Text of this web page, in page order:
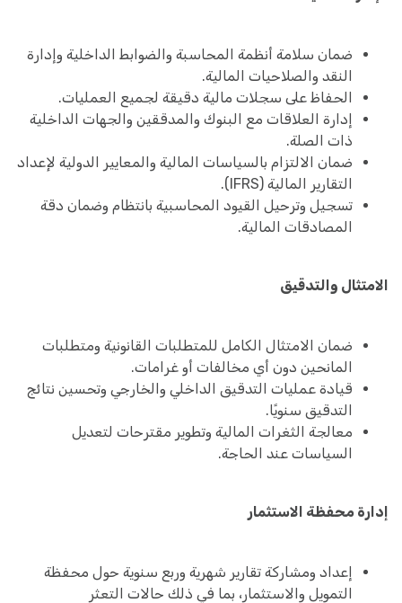
ضمان سلامة أنظمة المحاسبة والضوابط الداخلية وإدارة
النقد والصلاحيات المالية.
الحفاظ على سجلات مالية دقيقة لجميع العمليات.
إدارة العلاقات مع البنوك والمدققين والجهات الداخلية
ذات الصلة.
ضمان الالتزام بالسياسات المالية والمعايير الدولية لإعداد
التقارير المالية (IFRS).
تسجيل وترحيل القيود المحاسبية بانتظام وضمان دقة
المصادقات المالية.
الامتثال والتدقيق
ضمان الامتثال الكامل للمتطلبات القانونية ومتطلبات
المانحين دون أي مخالفات أو غرامات.
قيادة عمليات التدقيق الداخلي والخارجي وتحسين نتائج
التدقيق سنويًا.
معالجة الثغرات المالية وتطوير مقترحات لتعديل
السياسات عند الحاجة.
إدارة محفظة الاستثمار
إعداد ومشاركة تقارير شهرية وربع سنوية حول محفظة
التمويل والاستثمار، بما في ذلك حالات التعثر